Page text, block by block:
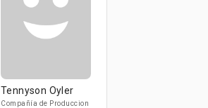
Tennyson Oyler
Compañía de Produccion